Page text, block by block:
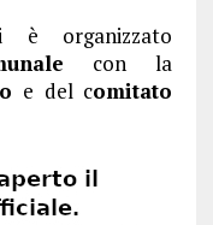
è organizzato
con la
e del comitato